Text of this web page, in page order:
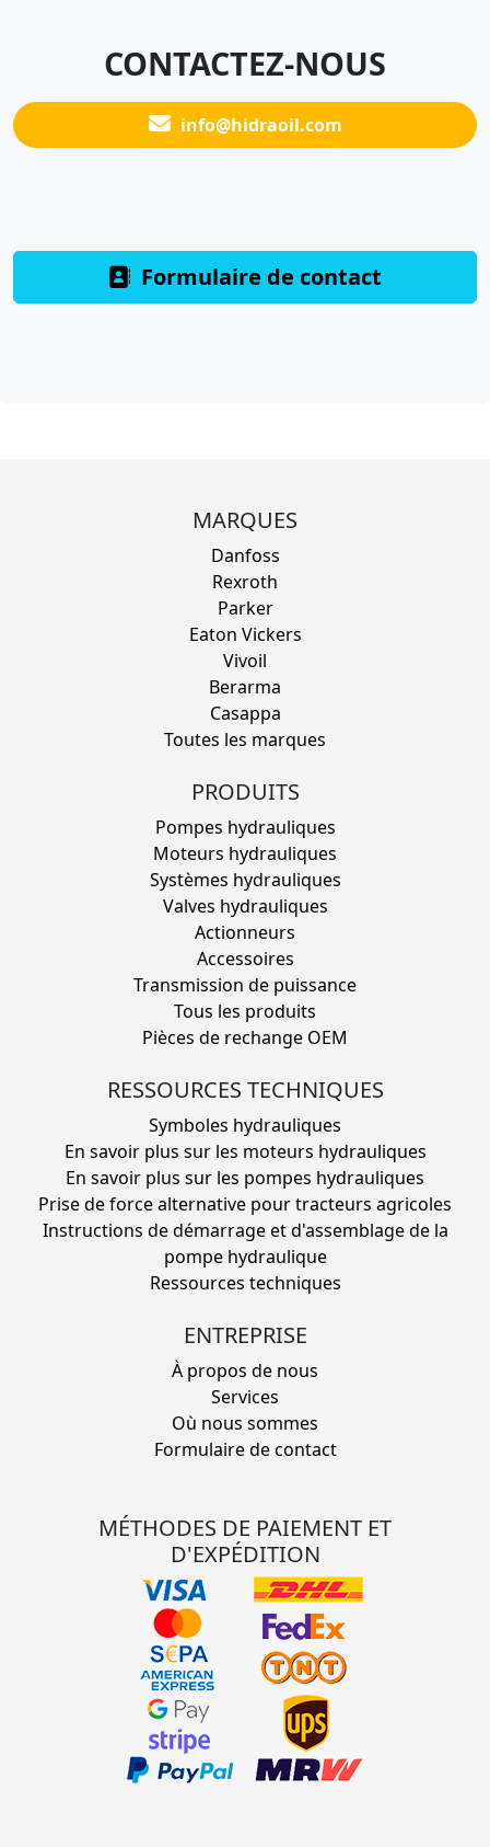
CONTACTEZ-NOUS
info@hidraoil.com
Formulaire de contact
MARQUES
Danfoss
Rexroth
Parker
Eaton Vickers
Vivoil
Berarma
Casappa
Toutes les marques
PRODUITS
Pompes hydrauliques
Moteurs hydrauliques
Systèmes hydrauliques
Valves hydrauliques
Actionneurs
Accessoires
Transmission de puissance
Tous les produits
Pièces de rechange OEM
RESSOURCES TECHNIQUES
Symboles hydrauliques
En savoir plus sur les moteurs hydrauliques
En savoir plus sur les pompes hydrauliques
Prise de force alternative pour tracteurs agricoles
Instructions de démarrage et d'assemblage de la
pompe hydraulique
Ressources techniques
ENTREPRISE
À propos de nous
Services
Où nous sommes
Formulaire de contact
MÉTHODES DE PAIEMENT ET
D'EXPÉDITION